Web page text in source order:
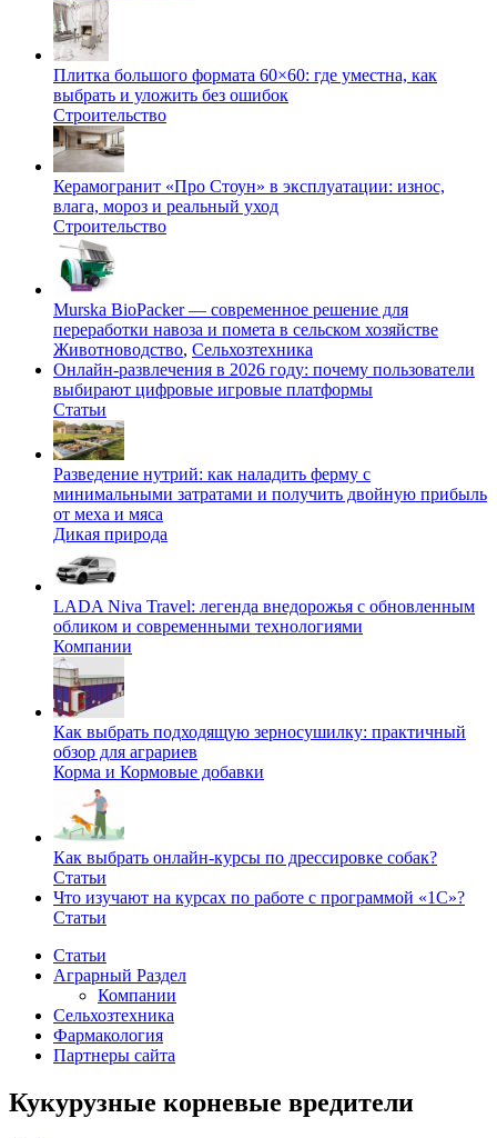
Плитка большого формата 60×60: где уместна, как
выбрать и уложить без ошибок
Строительство
Керамогранит «Про Стоун» в эксплуатации: износ,
влага, мороз и реальный уход
Строительство
Murska BioPacker — современное решение для
переработки навоза и помета в сельском хозяйстве
Животноводство, Сельхозтехника
Онлайн-развлечения в 2026 году: почему пользователи
выбирают цифровые игровые платформы
Статьи
Разведение нутрий: как наладить ферму с
минимальными затратами и получить двойную прибыль
от меха и мяса
Дикая природа
LADA Niva Travel: легенда внедорожья с обновленным
обликом и современными технологиями
Компании
Как выбрать подходящую зерносушилку: практичный
обзор для аграриев
Корма и Кормовые добавки
Как выбрать онлайн-курсы по дрессировке собак?
Статьи
Что изучают на курсах по работе с программой «1С»?
Статьи
Статьи
Аграрный Раздел
Компании
Сельхозтехника
Фармакология
Партнеры сайта
Кукурузные корневые вредители